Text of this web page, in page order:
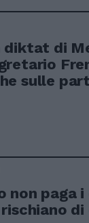
diktat di
sulle
non paga
di